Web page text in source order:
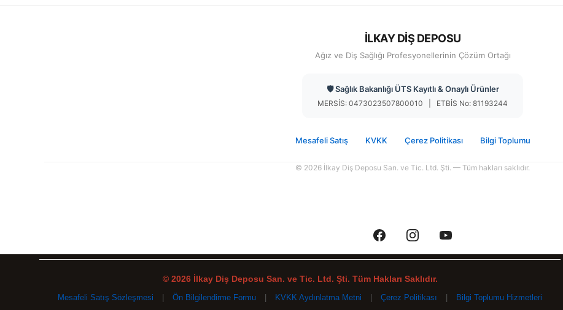
İLKAY DİŞ DEPOSU
Ağız ve Diş Sağlığı Profesyonellerinin Çözüm Ortağı
🛡️ Sağlık Bakanlığı ÜTS Kayıtlı & Onaylı Ürünler
MERSİS: 0473023507800010 | ETBİS No: 81193244
Mesafeli Satış KVKK Çerez Politikası Bilgi Toplumu
© 2026 İlkay Diş Deposu San. ve Tic. Ltd. Şti. — Tüm hakları saklıdır.
© 2026 İlkay Diş Deposu San. ve Tic. Ltd. Şti. Tüm Hakları Saklıdır.
Mesafeli Satış Sözleşmesi | Ön Bilgilendirme Formu | KVKK Aydınlatma Metni | Çerez Politikası | Bilgi Toplumu Hizmetleri